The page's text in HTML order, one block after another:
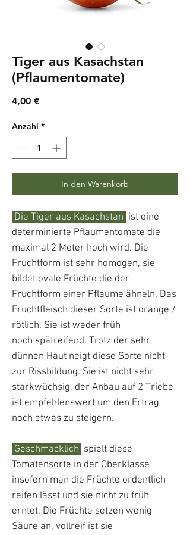
Tiger aus Kasachstan
(Pflaumentomate)
4,00 €Preis
Anzahl *
In den Warenkorb
Die Tiger aus Kasachstan ist eine
determinierte Pflaumentomate die
maximal 2 Meter hoch wird. Die
Fruchtform ist sehr homogen, sie
bildet ovale Früchte die der
Fruchtform einer Pflaume ähneln. Das
Fruchtfleisch dieser Sorte ist orange /
rötlich. Sie ist weder früh
noch spätreifend. Trotz der sehr
dünnen Haut neigt diese Sorte nicht
zur Rissbildung. Sie ist nicht sehr
starkwüchsig, der Anbau auf 2 Triebe
ist empfehlenswert um den Ertrag
noch etwas zu steigern.
Geschmacklich spielt diese
Tomatensorte in der Oberklasse
insofern man die Früchte ordentlich
reifen lässt und sie nicht zu früh
erntet. Die Früchte setzen wenig
Säure an, vollreif ist sie